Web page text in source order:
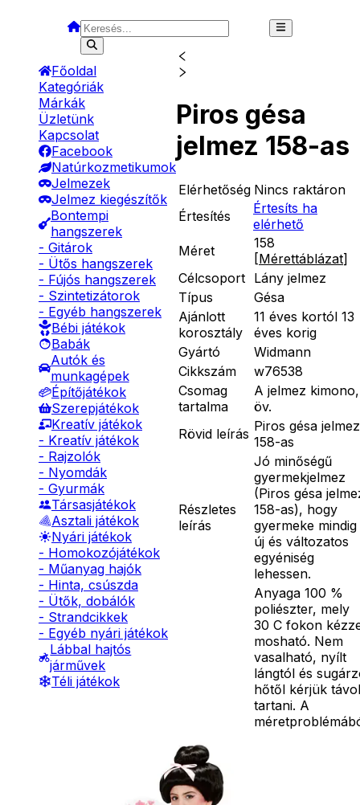
Főoldal
Kategóriák
Márkák
Üzletünk
Kapcsolat
Facebook
Natúrkozmetikumok
Jelmezek
Jelmez kiegészítők
Bontempi
hangszerek
- Gitárok
- Ütős hangszerek
- Fújós hangszerek
- Szintetizátorok
- Egyéb hangszerek
Bébi játékok
Babák
Autók és
munkagépek
Építőjátékok
Szerepjátékok
Kreatív játékok
- Kreatív játékok
- Rajzolók
- Nyomdák
- Gyurmák
Társasjátékok
Asztali játékok
Nyári játékok
- Homokozójátékok
- Műanyag hajók
- Hinta, csúszda
- Ütők, dobálók
- Strandcikkek
- Egyéb nyári játékok
Lábbal hajtós
járművek
Téli játékok
Piros gésa
jelmez 158-as
Elérhetőség Nincs raktáron
Értesítés
Értesíts ha
elérhető
Méret
158
[Mérettáblázat]
Célcsoport Lány jelmez
Típus
Gésa
Ajánlott
korosztály
11 éves kortól 13
éves korig
Gyártó
Widmann
Cikkszám
w76538
Csomag
tartalma
A jelmez kimono,
öv.
Rövid leírás Piros gésa jelmez
158-as
Részletes
leírás
Jó minőségű
gyermekjelmez
(Piros gésa
158-as), hogy
gyermeke mindig
új és változatos
egyéniség
lehessen.
Anyaga 100 %
poliészter, mely
30 C fokon
mosható. Nem
vasalható, nyílt
lángtól és
hőtől kérjük távol
tartani. A